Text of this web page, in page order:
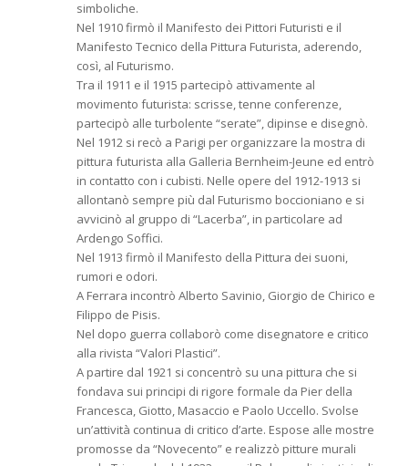
simboliche.
Nel 1910 firmò il Manifesto dei Pittori Futuristi e il
Manifesto Tecnico della Pittura Futurista, aderendo,
così, al Futurismo.
Tra il 1911 e il 1915 partecipò attivamente al
movimento futurista: scrisse, tenne conferenze,
partecipò alle turbolente “serate”, dipinse e disegnò.
Nel 1912 si recò a Parigi per organizzare la mostra di
pittura futurista alla Galleria Bernheim-Jeune ed entrò
in contatto con i cubisti. Nelle opere del 1912-1913 si
allontanò sempre più dal Futurismo boccioniano e si
avvicinò al gruppo di “Lacerba”, in particolare ad
Ardengo Soffici.
Nel 1913 firmò il Manifesto della Pittura dei suoni,
rumori e odori.
A Ferrara incontrò Alberto Savinio, Giorgio de Chirico e
Filippo de Pisis.
Nel dopo guerra collaborò come disegnatore e critico
alla rivista “Valori Plastici”.
A partire dal 1921 si concentrò su una pittura che si
fondava sui principi di rigore formale da Pier della
Francesca, Giotto, Masaccio e Paolo Uccello. Svolse
un’attività continua di critico d’arte. Espose alle mostre
promosse da “Novecento” e realizzò pitture murali